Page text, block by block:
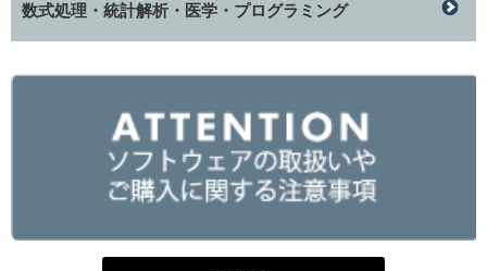
数式処理・統計解析・医学・プログラミング